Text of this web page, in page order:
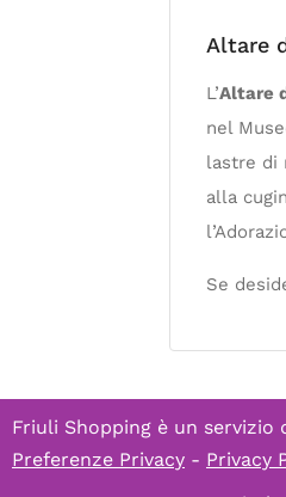
Altare
L’Altare
nel
lastre di
alla
Se
Friuli Shopping è un servizio
Preferenze Privacy - Privacy